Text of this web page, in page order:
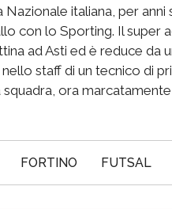
Nazionale italiana, per
con lo Sporting. Il super
ad Asti ed è reduce da
staff di un tecnico di
ora
FORTINO FUTSAL